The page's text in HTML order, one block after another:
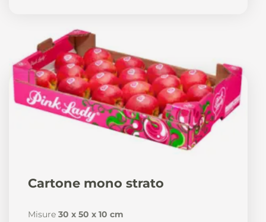
Cartone mono strato
Misure 30 x 50 x 10 cm